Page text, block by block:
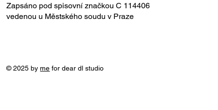
Zapsáno pod spisovní značkou C 114406
vedenou u Městského soudu v Praze
© 2025 byme for dear dl studio